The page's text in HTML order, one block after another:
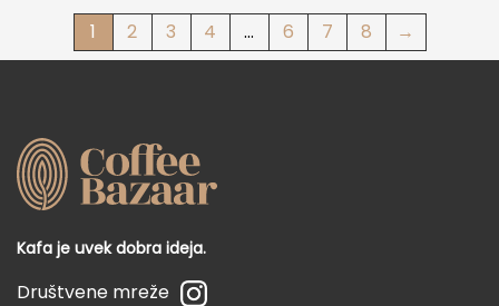
1 2 3 4 … 6 7 8 →
Kafa je uvek dobra ideja.
Društvene mreže